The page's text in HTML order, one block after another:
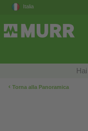
Italia
‹ Torna alla Panoramica